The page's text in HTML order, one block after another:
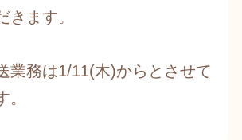
きます。
業務は1/11(木)からとさせて
。